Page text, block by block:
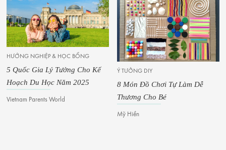
HƯỚNG NGHIỆP & HỌC BỔNG
5 Quốc Gia Lý Tưởng Cho Kế
Hoạch Du Học Năm 2025
Vietnam Parents World
Ý TƯỞNG DIY
8 Món Đồ Chơi Tự Làm Dễ
Thương Cho Bé
Mỹ Hiền